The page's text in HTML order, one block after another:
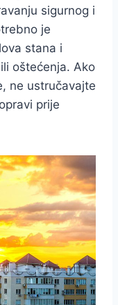
sigurnog i
je
stana i
oštećenja. Ako
ne ustručavajte
prije